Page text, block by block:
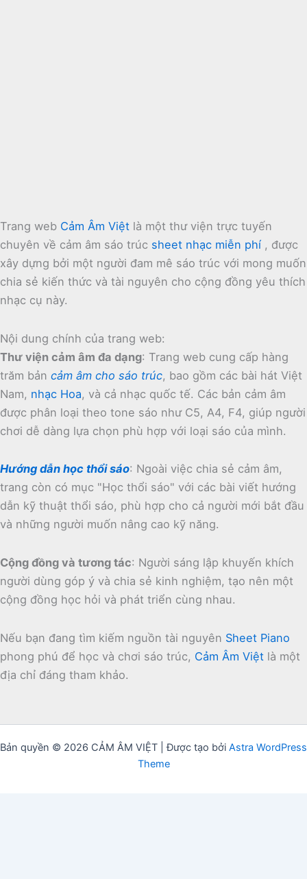
Trang web Cảm Âm Việt là một thư viện trực tuyến
chuyên về cảm âm sáo trúc sheet nhạc miễn phí , được
xây dựng bởi một người đam mê sáo trúc với mong muốn
chia sẻ kiến thức và tài nguyên cho cộng đồng yêu thích
nhạc cụ này.
Nội dung chính của trang web:
Thư viện cảm âm đa dạng: Trang web cung cấp hàng
trăm bản cảm âm cho sáo trúc, bao gồm các bài hát Việt
Nam, nhạc Hoa, và cả nhạc quốc tế. Các bản cảm âm
được phân loại theo tone sáo như C5, A4, F4, giúp người
chơi dễ dàng lựa chọn phù hợp với loại sáo của mình.
Hướng dẫn học thổi sáo: Ngoài việc chia sẻ cảm âm,
trang còn có mục "Học thổi sáo" với các bài viết hướng
dẫn kỹ thuật thổi sáo, phù hợp cho cả người mới bắt đầu
và những người muốn nâng cao kỹ năng.
Cộng đồng và tương tác: Người sáng lập khuyến khích
người dùng góp ý và chia sẻ kinh nghiệm, tạo nên một
cộng đồng học hỏi và phát triển cùng nhau.
Nếu bạn đang tìm kiếm nguồn tài nguyên Sheet Piano
phong phú để học và chơi sáo trúc, Cảm Âm Việt là một
địa chỉ đáng tham khảo.
Bản quyền © 2026 CẢM ÂM VIỆT | Được tạo bởi Astra WordPress
Theme